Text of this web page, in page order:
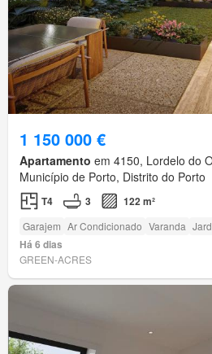
1 150 000 €
Apartamento em 4150, Lordelo do
Município de Porto, Distrito do Porto
T4 3 122 m²
Garajem Ar Condicionado Varanda
Há 6 dias
GREEN-ACRES